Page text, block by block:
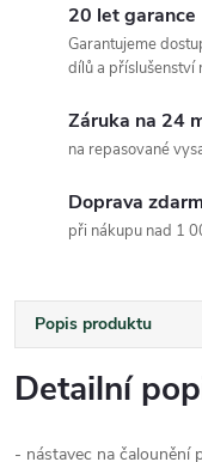
20 let garance
Garantujeme
dílů a
Záruka na 24
na repasované
Doprava
při nákupu nad 1
Popis produktu
Detailní
- nástavec na čalounění